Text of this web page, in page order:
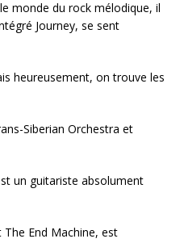
monde du rock mélodique, il
Journey, se sent
heureusement, on trouve les
Siberian Orchestra et
un guitariste absolument
End Machine, est